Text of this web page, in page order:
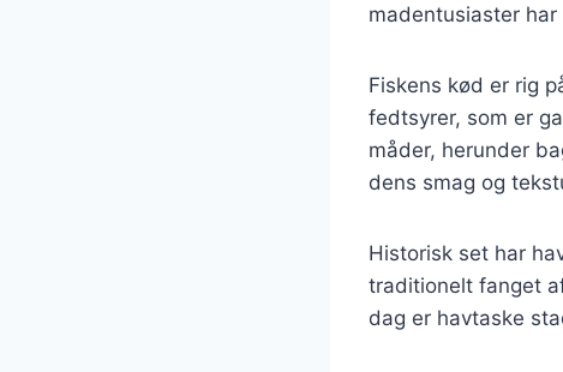
madentusiaster
Fiskens kød er rig
fedtsyrer, som er
måder, herunder
dens smag og
Historisk set har
traditionelt fanget
dag er havtaske